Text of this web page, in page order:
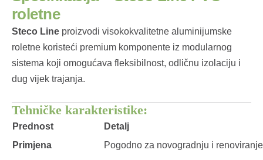
roletne
Steco Line proizvodi visokokvalitetne aluminijumske
roletne koristeći premium komponente iz modularnog
sistema koji omogućava fleksibilnost, odličnu izolaciju i
dug vijek trajanja.
Tehničke karakteristike:
Prednost
Detalj
Primjena
Pogodno za novogradnju i renoviranje